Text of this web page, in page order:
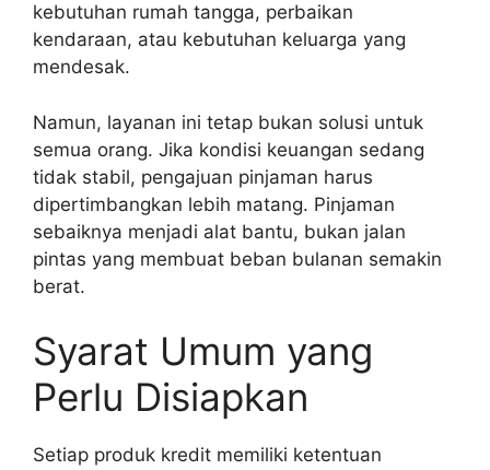
kebutuhan rumah tangga, perbaikan
kendaraan, atau kebutuhan keluarga yang
mendesak.
Namun, layanan ini tetap bukan solusi untuk
semua orang. Jika kondisi keuangan sedang
tidak stabil, pengajuan pinjaman harus
dipertimbangkan lebih matang. Pinjaman
sebaiknya menjadi alat bantu, bukan jalan
pintas yang membuat beban bulanan semakin
berat.
Syarat Umum yang
Perlu Disiapkan
Setiap produk kredit memiliki ketentuan